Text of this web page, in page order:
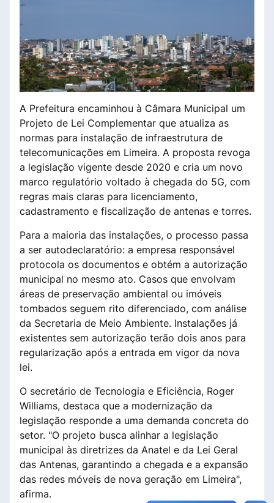
A Prefeitura encaminhou à Câmara Municipal um
Projeto de Lei Complementar que atualiza as
normas para instalação de infraestrutura de
telecomunicações em Limeira. A proposta revoga
a legislação vigente desde 2020 e cria um novo
marco regulatório voltado à chegada do 5G, com
regras mais claras para licenciamento,
cadastramento e fiscalização de antenas e torres.
Para a maioria das instalações, o processo passa
a ser autodeclaratório: a empresa responsável
protocola os documentos e obtém a autorização
municipal no mesmo ato. Casos que envolvam
áreas de preservação ambiental ou imóveis
tombados seguem rito diferenciado, com análise
da Secretaria de Meio Ambiente. Instalações já
existentes sem autorização terão dois anos para
regularização após a entrada em vigor da nova
lei.
O secretário de Tecnologia e Eficiência, Roger
Williams, destaca que a modernização da
legislação responde a uma demanda concreta do
setor. "O projeto busca alinhar a legislação
municipal às diretrizes da Anatel e da Lei Geral
das Antenas, garantindo a chegada e a expansão
das redes móveis de nova geração em Limeira",
afirma.